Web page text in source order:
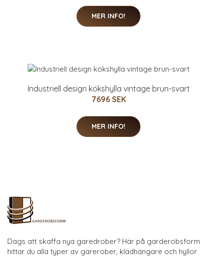
MER INFO!
Industriell design kökshylla vintage brun-svart
7696 SEK
MER INFO!
Dags att skaffa nya garedrober? Här på garderobsform
hittar du alla typer av garerober, klädhängare och hyllor